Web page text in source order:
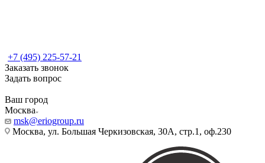
+7 (495) 225-57-21
Заказать звонок
Задать вопрос
Ваш город
Москва
msk@eriogroup.ru
Москва, ул. Большая Черкизовская, 30А, стр.1, оф.230